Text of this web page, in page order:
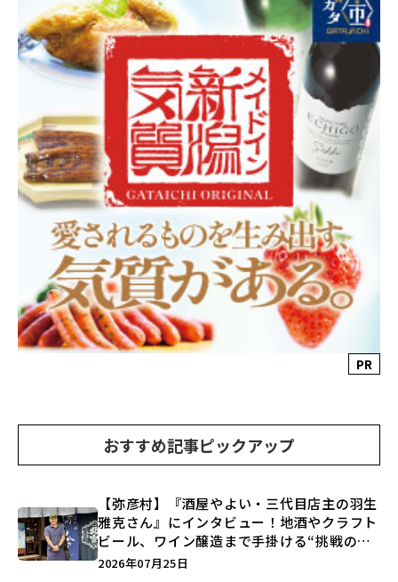
PR
おすすめ記事ピックアップ
【弥彦村】『酒屋やよい・三代目店主の羽生
雅克さん』にインタビュー！地酒やクラフト
ビール、ワイン醸造まで手掛ける“挑戦の歴
史”に迫る♪
2026年07月25日